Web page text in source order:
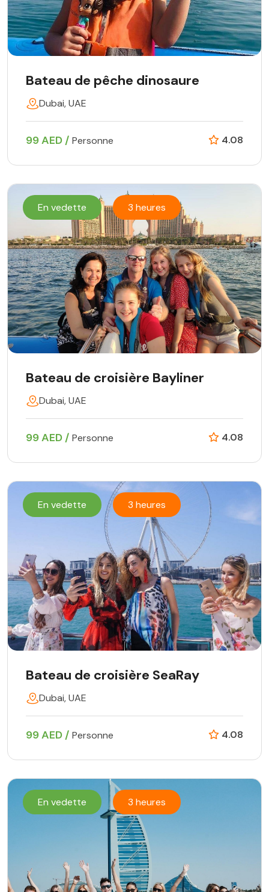
Bateau de pêche dinosaure
Dubai, UAE
99 AED / Personne 4.08
En vedette 3 heures
Bateau de croisière Bayliner
Dubai, UAE
99 AED / Personne 4.08
En vedette 3 heures
Bateau de croisière SeaRay
Dubai, UAE
99 AED / Personne 4.08
En vedette 3 heures